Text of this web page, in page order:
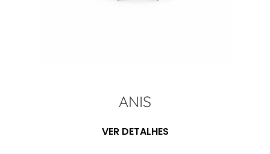
ANIS
VER DETALHES